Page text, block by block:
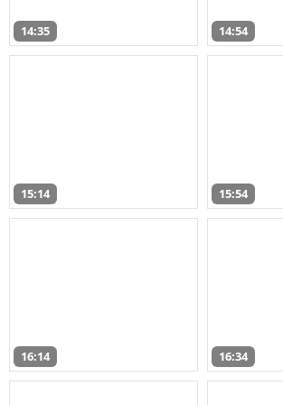
14:35 14:54
15:14 15:54
16:14 16:34